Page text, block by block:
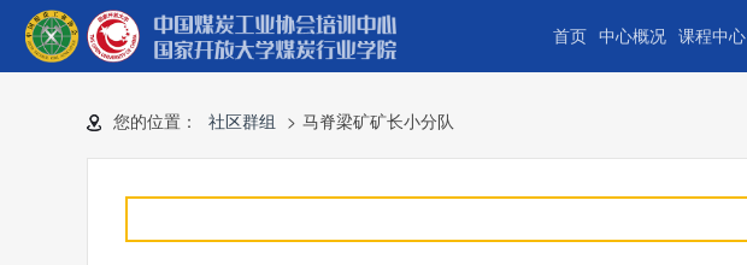
首页 中心概况 课程中心
您的位置： 社区群组 > 马脊梁矿矿长小分队